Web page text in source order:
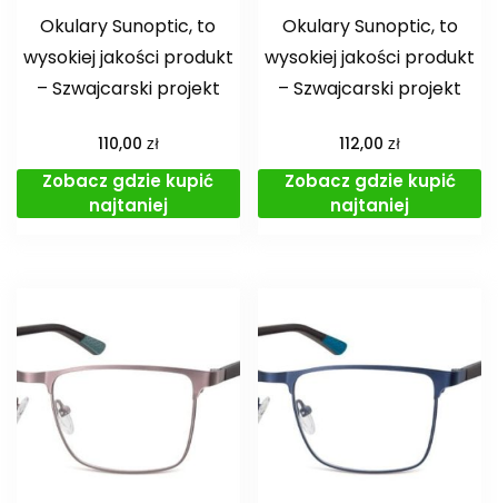
Okulary Sunoptic, to
wysokiej jakości produkt
– Szwajcarski projekt
110,00 zł
Zobacz gdzie kupić
najtaniej
Okulary Sunoptic, to
wysokiej jakości produkt
– Szwajcarski projekt
112,00zł
Zobacz gdzie kupić
najtaniej